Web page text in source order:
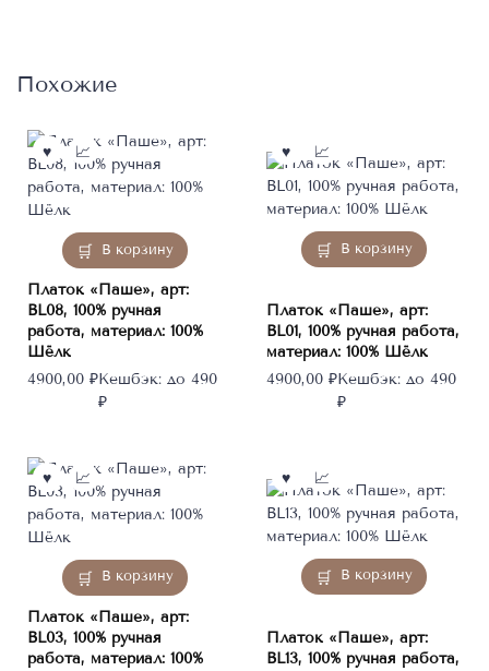
Похожие
В корзину
Платок «Паше», арт:
BL08, 100% ручная
работа, материал: 100%
Шёлк
4900,00 ₽Кешбэк: до 490
₽
В корзину
Платок «Паше», арт:
BL01, 100% ручная работа,
материал: 100% Шёлк
4900,00 ₽Кешбэк: до 490
₽
В корзину
Платок «Паше», арт:
BL03, 100% ручная
работа, материал: 100%
В корзину
Платок «Паше», арт:
BL13, 100% ручная работа,